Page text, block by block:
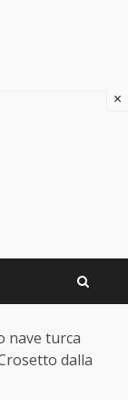
nave turca
dalla
×